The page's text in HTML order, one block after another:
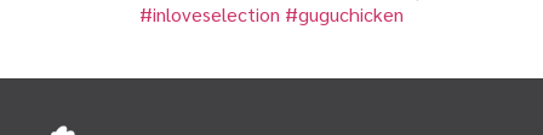
#inloveselection #guguchicken